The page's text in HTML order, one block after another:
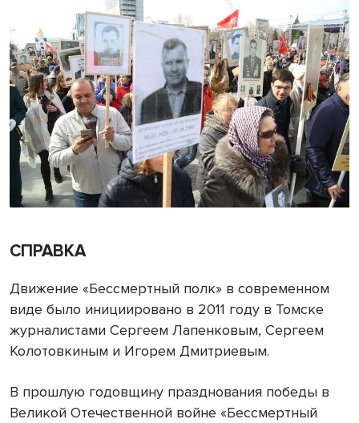
СПРАВКА
Движение «Бессмертный полк» в современном
виде было инициировано в 2011 году в Томске
журналистами Сергеем Лапенковым, Сергеем
Колотовкиным и Игорем Дмитриевым.
В прошлую годовщину празднования победы в
Великой Отечественной войне «Бессмертный